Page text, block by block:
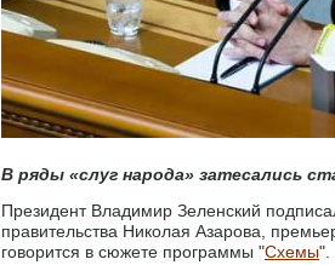
В ряды «слуг народа» затесались
Президент Владимир Зеленский
правительства Николая Азарова,
говорится в сюжете программы "Схемы".